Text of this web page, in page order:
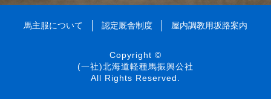
馬主服について 認定厩舎制度 屋内調教用坂路案内
Copyright ©
(一社)北海道軽種馬振興公社
All Rights Reserved.